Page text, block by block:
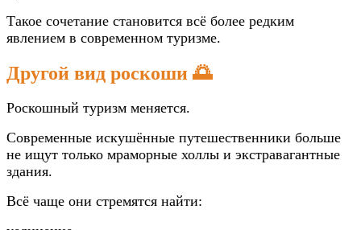
Такое сочетание становится всё более редким
явлением в современном туризме.
Другой вид роскоши 🌅
Роскошный туризм меняется.
Современные искушённые путешественники больше
не ищут только мраморные холлы и экстравагантные
здания.
Всё чаще они стремятся найти: